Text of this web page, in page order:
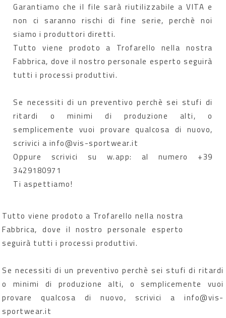
Garantiamo che il file sarà riutilizzabile a VITA e
non ci saranno rischi di fine serie, perchè noi
siamo i produttori diretti.
Tutto viene prodoto a Trofarello nella nostra
Fabbrica, dove il nostro personale esperto seguirà
tutti i processi produttivi.
Se necessiti di un preventivo perchè sei stufi di
ritardi o minimi di produzione alti, o
semplicemente vuoi provare qualcosa di nuovo,
scrivici a info@vis-sportwear.it
Oppure scrivici su w.app: al numero +39
3429180971
Ti aspettiamo!
Tutto viene prodoto a Trofarello nella nostra
Fabbrica, dove il nostro personale esperto
seguirà tutti i processi produttivi.
Se necessiti di un preventivo perchè sei stufi di ritardi
o minimi di produzione alti, o semplicemente vuoi
provare qualcosa di nuovo, scrivici a info@vis-
sportwear.it